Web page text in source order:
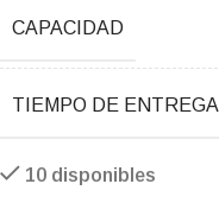
CAPACIDAD
TIEMPO DE ENTREGA
10 disponibles